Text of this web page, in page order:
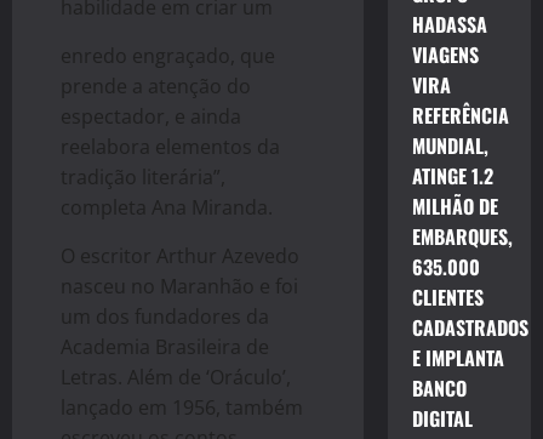
habilidade em criar um
enredo engraçado, que
prende a atenção do
espectador, e ainda
reelabora elementos da
tradição literária”,
completa Ana Miranda.
O escritor Arthur Azevedo
nasceu no Maranhão e foi
um dos fundadores da
Academia Brasileira de
Letras. Além de ‘Oráculo’,
lançado em 1956, também
HADASSA
VIAGENS
VIRA
REFERÊNCIA
MUNDIAL,
ATINGE 1.2
MILHÃO DE
EMBARQUES,
635.000
CLIENTES
CADASTRADOS
E IMPLANTA
BANCO
DIGITAL